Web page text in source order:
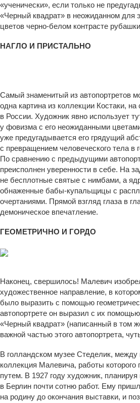
«ученически», если только не
«Черный квадрат» в неожиданном для
цветов черно-белом контрасте
НАГЛО И ПРИСТАЛЬНО
Самый знаменитый из автопортретов
одна картина из коллекции Костаки,
в России. Художник явно использует
у фовизма с его неожиданными
уже предугадывается его грядущий
с превращением человеческого тела в
По сравнению с предыдущими
преисполнен уверенности в себе. На
не бесплотные святые с нимбами, а
обнаженные бабы-купальщицы с
очертаниями. Прямой взгляд глаза в
демоническое впечатление.
ГЕОМЕТРИЧНО И ГОРДО
Наконец, свершилось! Малевич
художественное направление, в
было выразить с помощью
автопортрете он выразил с их
«Черный квадрат» (написанный в том
важной частью этого автопортрета,
В голландском музее Стеделик, между
коллекция Малевича, работы
путем. В 1927 году художник, планируя
в Берлин почти сотню работ. Ему
на родину до окончания выставки, и